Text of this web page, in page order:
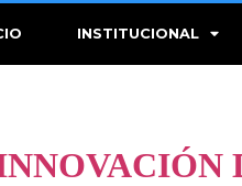
INSTITUCIONAL